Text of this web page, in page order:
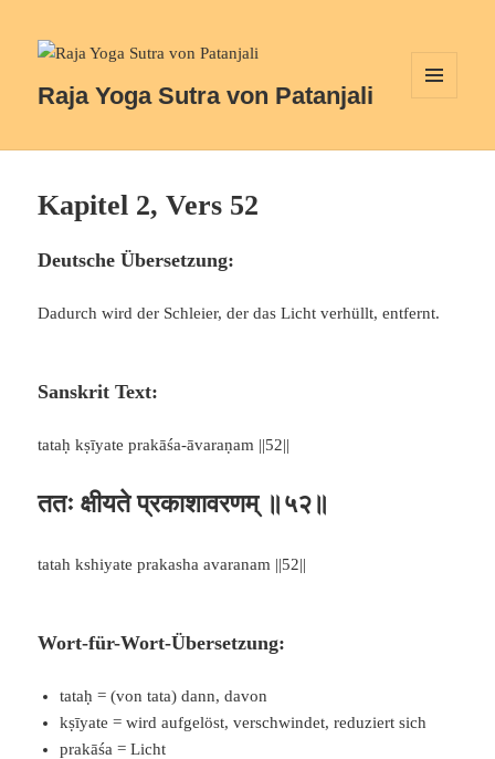
Raja Yoga Sutra von Patanjali
Kapitel 2, Vers 52
Deutsche Übersetzung:
Dadurch wird der Schleier, der das Licht verhüllt, entfernt.
Sanskrit Text:
tataḥ kṣīyate prakāśa-āvaraṇam ||52||
ततः क्षीयते प्रकाशावरणम् ॥५२॥
tatah kshiyate prakasha avaranam ||52||
Wort-für-Wort-Übersetzung:
tataḥ = (von tata) dann, davon
kṣīyate = wird aufgelöst, verschwindet, reduziert sich
prakāśa = Licht